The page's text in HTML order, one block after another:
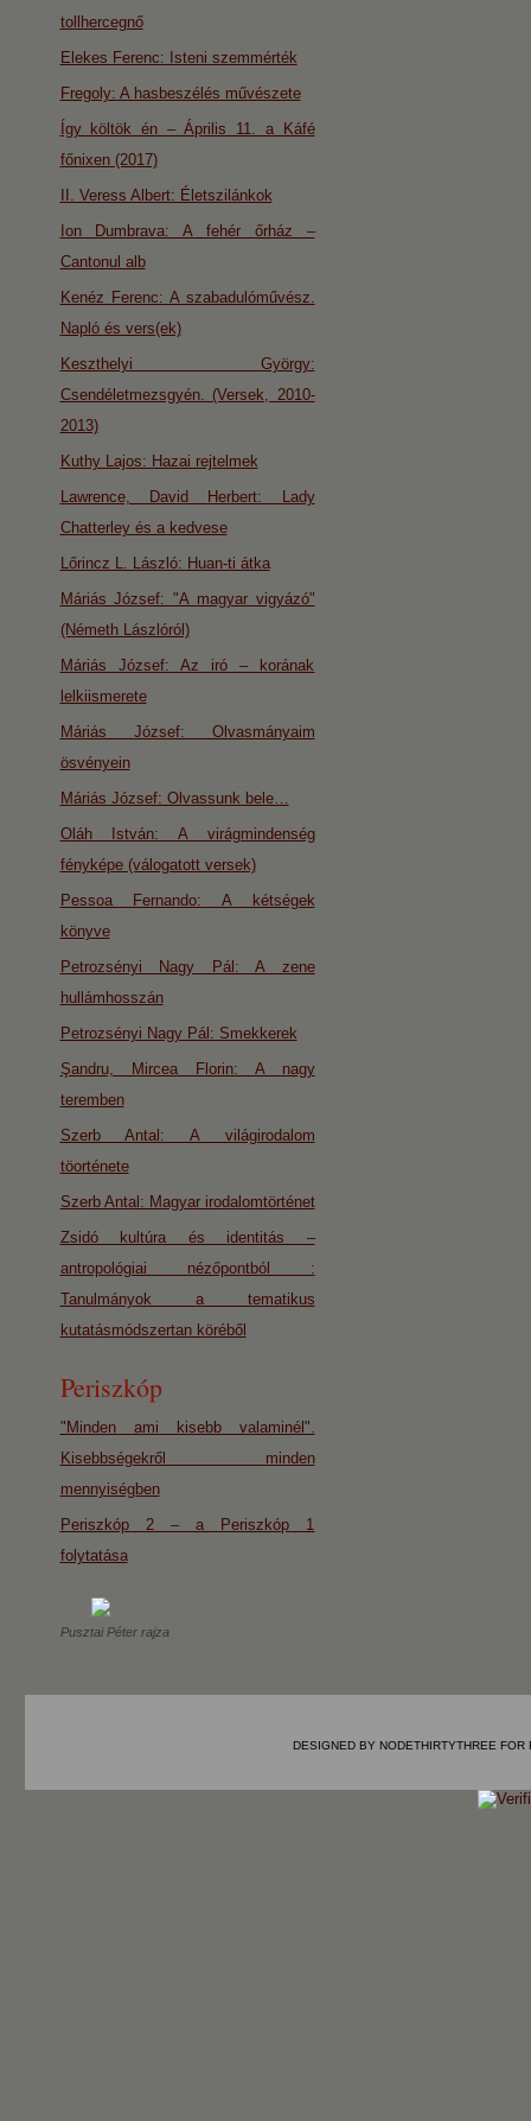
tollhercegnő
Elekes Ferenc: Isteni szemmérték
Fregoly: A hasbeszélés művészete
Így költök én – Április 11. a Káfé
főnixen (2017)
II. Veress Albert: Életszilánkok
Ion Dumbrava: A fehér őrház –
Cantonul alb
Kenéz Ferenc: A szabadulóművész.
Napló és vers(ek)
Keszthelyi György:
Csendéletmezsgyén. (Versek, 2010-
2013)
Kuthy Lajos: Hazai rejtelmek
Lawrence, David Herbert: Lady
Chatterley és a kedvese
Lőrincz L. László: Huan-ti átka
Máriás József: "A magyar vigyázó"
(Németh Lászlóról)
Máriás József: Az iró – korának
lelkiismerete
Máriás József: Olvasmányaim
ösvényein
Máriás József: Olvassunk bele…
Oláh István: A virágmindenség
fényképe (válogatott versek)
Pessoa Fernando: A kétségek
könyve
Petrozsényi Nagy Pál: A zene
hullámhosszán
Petrozsényi Nagy Pál: Smekkerek
Şandru, Mircea Florin: A nagy
teremben
Szerb Antal: A világirodalom
töorténete
Szerb Antal: Magyar irodalomtörténet
Zsidó kultúra és identitás –
antropológiai nézőpontból :
Tanulmányok a tematikus
kutatásmódszertan köréből
Periszkóp
"Minden ami kisebb valaminél".
Kisebbségekről minden
mennyiségben
Periszkóp 2 – a Periszkóp 1
folytatása
Pusztai Péter rajza
DESIGNED BY NODETHIRTYTHREE FOR